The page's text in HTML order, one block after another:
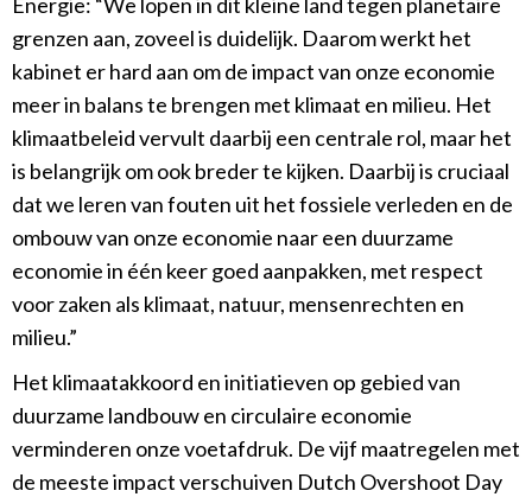
grenzen aan, zoveel is duidelijk. Daarom werkt het
kabinet er hard aan om de impact van onze economie
meer in balans te brengen met klimaat en milieu. Het
klimaatbeleid vervult daarbij een centrale rol, maar het
is belangrijk om ook breder te kijken. Daarbij is cruciaal
dat we leren van fouten uit het fossiele verleden en de
ombouw van onze economie naar een duurzame
economie in één keer goed aanpakken, met respect
voor zaken als klimaat, natuur, mensenrechten en
milieu.”
Het klimaatakkoord en initiatieven op gebied van
duurzame landbouw en circulaire economie
verminderen onze voetafdruk. De vijf maatregelen met
de meeste impact verschuiven Dutch Overshoot Day